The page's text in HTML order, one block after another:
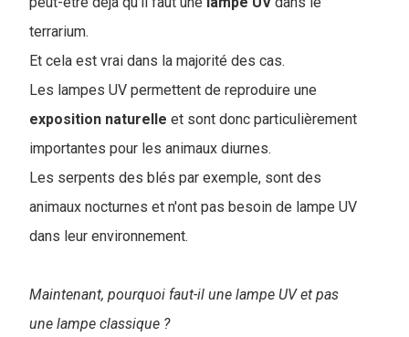
terrarium.
Et cela est vrai dans la majorité des cas.
Les lampes UV permettent de reproduire une
exposition naturelle et sont donc particulièrement
importantes pour les animaux diurnes.
Les serpents des blés par exemple, sont des
animaux nocturnes et n'ont pas besoin de lampe UV
dans leur environnement.
Maintenant, pourquoi faut-il une lampe UV et pas
une lampe classique ?